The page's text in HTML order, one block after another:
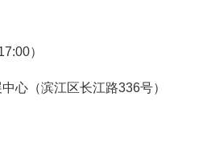
）
心（滨江区长江路336号）